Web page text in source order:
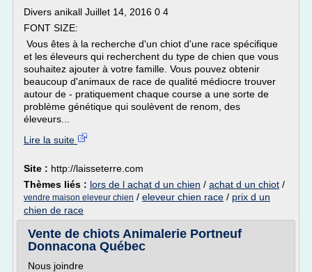
Divers anikall Juillet 14, 2016 0 4
FONT SIZE:
Vous êtes à la recherche d'un chiot d'une race spécifique
et les éleveurs qui recherchent du type de chien que vous
souhaitez ajouter à votre famille. Vous pouvez obtenir
beaucoup d'animaux de race de qualité médiocre trouver
autour de - pratiquement chaque course a une sorte de
problème génétique qui soulèvent de renom, des
éleveurs...
Lire la suite
Site : http://laisseterre.com
Thèmes liés : lors de l achat d un chien / achat d un chiot /
vendre maison eleveur chien / eleveur chien race / prix d un
chien de race
Vente de chiots Animalerie Portneuf
Donnacona Québec
Nous joindre